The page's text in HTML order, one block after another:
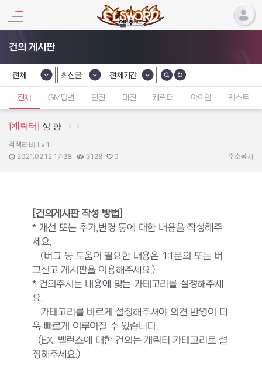
건의 게시판
카테고리 선택
전체
카테고리 선택
최신글
카테고리 선택
전체기간
전체 GM답변 던전 대전 캐릭터 아이템 퀘스트
[캐릭터] 상 향 ㄱㄱ
작성자:
적색라비 Lv.1
작성일:
2021.02.12 17:38
조회수:
3128
추천수:
0 주소복사
[건의게시판 작성 방법]
* 개선 또는 추가,변경 등에 대한 내용을 작성해주
세요.
(버그 등 도움이 필요한 내용은 1:1문의 또는 버
그신고 게시판을 이용해주세요.)
* 건의주시는 내용에 맞는 카테고리를 설정해주세
요.
카테고리를 바르게 설정해주셔야 의견 반영이 더
욱 빠르게 이루어질 수 있습니다.
(EX. 밸런스에 대한 건의는 캐릭터 카테고리로 설
정해주세요.)